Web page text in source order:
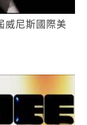
威尼斯國際美